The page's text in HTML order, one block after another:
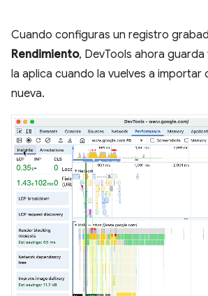
Cuando configuras un registro
Rendimiento, DevTools ahora
la aplica cuando la vuelves a importar
nueva.